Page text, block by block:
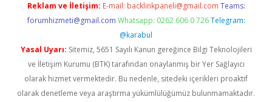
Reklam ve İletişim: E-mail: backlinkpaneli@gmail.com Teams:
forumhizmeti@gmail.com Whatsapp: 0262 606 0 726 Telegram:
@karabul
Yasal Uyarı: Sitemiz, 5651 Sayılı Kanun gereğince Bilgi Teknolojileri
ve İletişim Kurumu (BTK) tarafından onaylanmış bir Yer Sağlayıcı
olarak hizmet vermektedir. Bu nedenle, sitedeki içerikleri proaktif
olarak denetleme veya araştırma yükümlülüğümüz bulunmamaktadır.